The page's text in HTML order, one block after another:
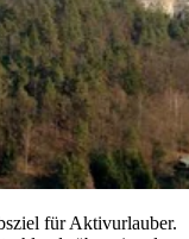
für Aktivurlauber.